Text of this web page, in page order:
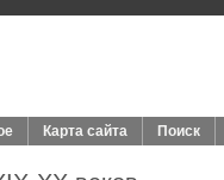
Карта сайта Поиск